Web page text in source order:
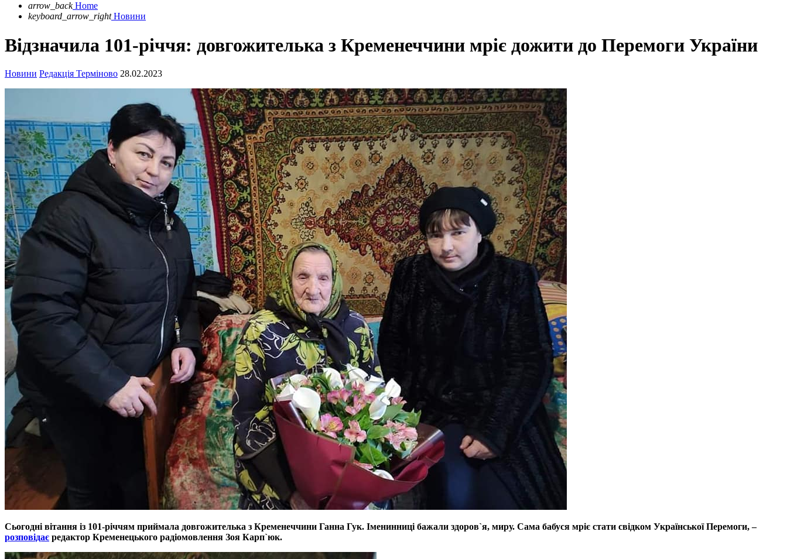
arrow_back Home
keyboard_arrow_right Новини
Відзначила 101-річчя: довгожителька з Кременеччини мріє дожити до Перемоги України
Новини Редакція Терміново 28.02.2023
Сьогодні вітання із 101-річчям приймала довгожителька з Кременеччини Ганна Гук. Іменинниці бажали здоров`я, миру. Сама бабуся мріє стати свідком Української Перемоги, –
розповідає редактор Кременецького радіомовлення Зоя Карп`юк.